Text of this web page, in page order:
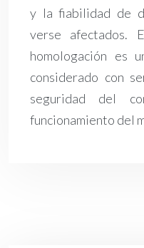
y la fiabilidad de
verse afectados.
homologación es
considerado con
seguridad del
funcionamiento del